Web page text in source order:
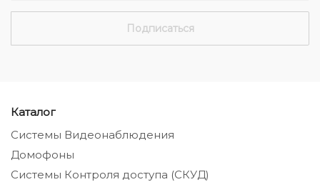
Каталог
Системы Видеонаблюдения
Домофоны
Системы Контроля доступа (СКУД)